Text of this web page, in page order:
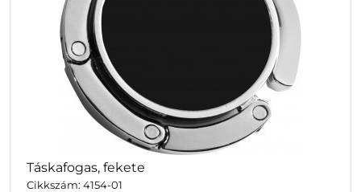
Táskafogas, fekete
Cikkszám: 4154-01